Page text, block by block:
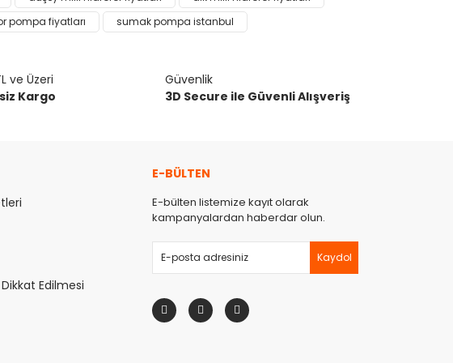
pompa fiyatları sumak pompa istanbul
ve Üzeri
Kargo
Güvenlik
3D Secure ile Güvenli Alışveriş
Edilmesi
E-BÜLTEN
E-bülten listemize kayıt olarak
kampanyalardan haberdar olun.
Kaydol